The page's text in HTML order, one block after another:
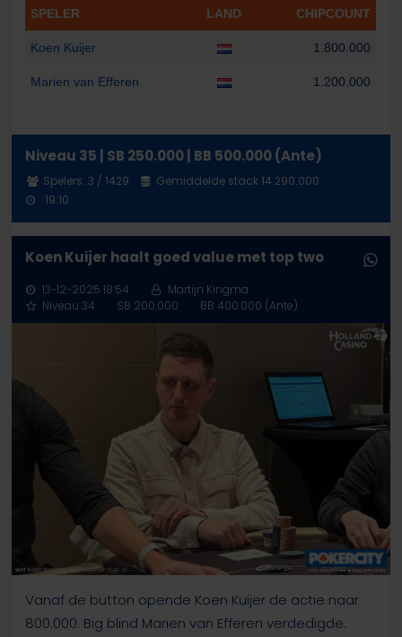
SPELER LAND CHIPCOUNT
Koen Kuijer 1.800.000
Marien van Efferen 1.200.000
Niveau 35 | SB 250.000 | BB 500.000 (Ante)
Spelers: 3 / 1429
Gemiddelde stack 14.290.000
19:10
Koen Kuijer haalt goed value met top two
13-12-2025 18:54
Martijn Kingma
Niveau 34
SB 200.000 BB 400.000 (Ante)
Vanaf de button opende Koen Kuijer de actie naar
800.000. Big blind Marien van Efferen verdedigde.